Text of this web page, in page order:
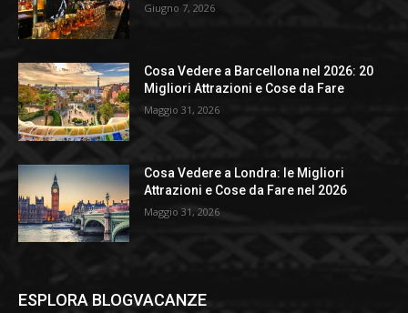
Giugno 7, 2026
Cosa Vedere a Barcellona nel 2026: 20
Migliori Attrazioni e Cose da Fare
Maggio 31, 2026
Cosa Vedere a Londra: le Migliori
Attrazioni e Cose da Fare nel 2026
Maggio 31, 2026
ESPLORA BLOGVACANZE